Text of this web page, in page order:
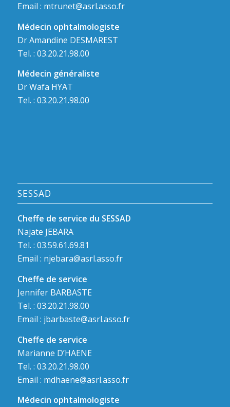
Email : mtrunet@asrl.asso.fr
Médecin ophtalmologiste
Dr Amandine DESMAREST
Tel. : 03.20.21.98.00
Médecin généraliste
Dr Wafa HYAT
Tel. : 03.20.21.98.00
SESSAD
Cheffe de service du SESSAD
Najate JEBARA
Tel. : 03.59.61.69.81
Email : njebara@asrl.asso.fr
Cheffe de service
Jennifer BARBASTE
Tel. : 03.20.21.98.00
Email : jbarbaste@asrl.asso.fr
Cheffe de service
Marianne D’HAENE
Tel. : 03.20.21.98.00
Email : mdhaene@asrl.asso.fr
Médecin ophtalmologiste